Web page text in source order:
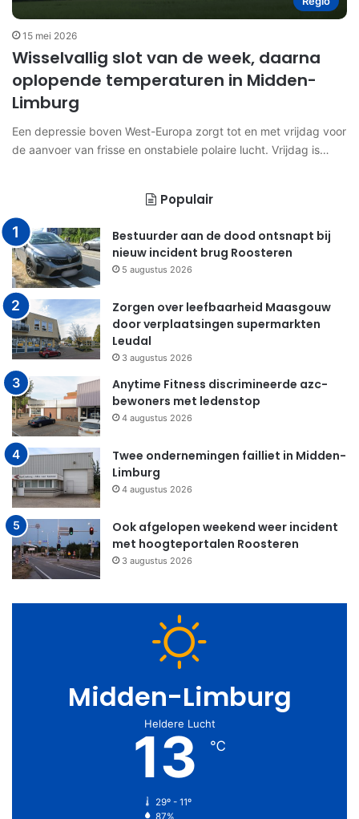
15 mei 2026
Wisselvallig slot van de week, daarna
oplopende temperaturen in Midden-
Limburg
Een depressie boven West-Europa zorgt tot en met vrijdag voor
de aanvoer van frisse en onstabiele polaire lucht. Vrijdag is…
Populair
Bestuurder aan de dood ontsnapt bij
nieuw incident brug Roosteren
5 augustus 2026
Zorgen over leefbaarheid Maasgouw
door verplaatsingen supermarkten
Leudal
3 augustus 2026
Anytime Fitness discrimineerde azc-
bewoners met ledenstop
4 augustus 2026
Twee ondernemingen failliet in Midden-
Limburg
4 augustus 2026
Ook afgelopen weekend weer incident
met hoogteportalen Roosteren
3 augustus 2026
Midden-Limburg
Heldere Lucht
13 ℃
29º - 11º
87%